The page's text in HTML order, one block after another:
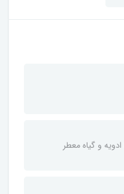
و گیاه معطر